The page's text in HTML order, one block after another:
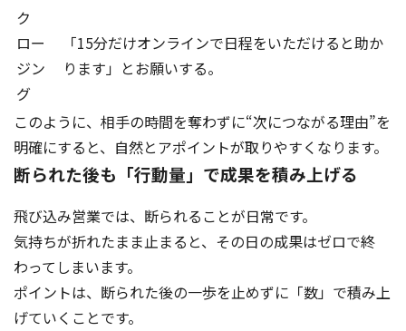
ク
ロー
ジン
グ
「15分だけオンラインで日程をいただけると助か
ります」とお願いする。
このように、相手の時間を奪わずに“次につながる理由”を
明確にすると、自然とアポイントが取りやすくなります。
断られた後も「行動量」で成果を積み上げる
飛び込み営業では、断られることが日常です。
気持ちが折れたまま止まると、その日の成果はゼロで終
わってしまいます。
ポイントは、断られた後の一歩を止めずに「数」で積み上
げていくことです。